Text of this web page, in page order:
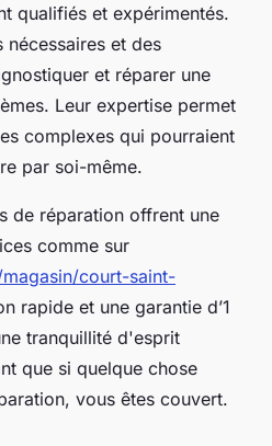
qualifiés et expérimentés.
nécessaires et des
et réparer une
Leur expertise permet
complexes qui pourraient
par soi-même.
de réparation offrent une
comme sur
court-saint-
rapide et une garantie d’1
tranquillité d'esprit
que si quelque chose
vous êtes couvert.